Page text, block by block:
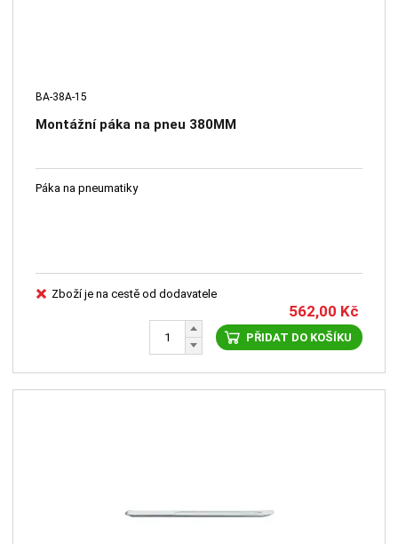
BA-38A-15
Montážní páka na pneu 380MM
Páka na pneumatiky
Zboží je na cestě od dodavatele
562,00 Kč
PŘIDAT DO KOŠÍKU